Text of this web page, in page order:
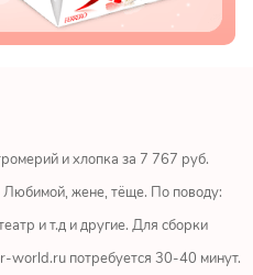
и хлопка за 7 767 руб.
Любимой, жене, тёще. По поводу:
и т.д и другие. Для сборки
world.ru потребуется 30-40 минут.